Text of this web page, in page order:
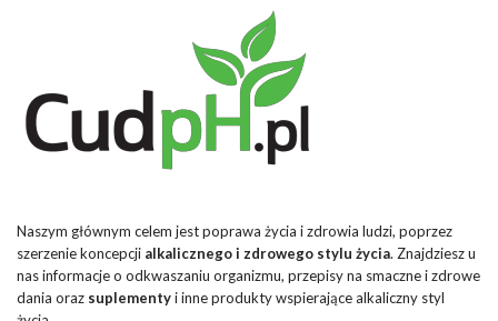
Naszym głównym celem jest poprawa życia i zdrowia ludzi, poprzez
szerzenie koncepcji alkalicznego i zdrowego stylu życia. Znajdziesz u
nas informacje o odkwaszaniu organizmu, przepisy na smaczne i zdrowe
dania oraz suplementyi inne produkty wspierające alkaliczny styl